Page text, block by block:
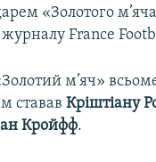
«Золотого
журналу France
м’яч»
стававКріштіану
Кройфф.